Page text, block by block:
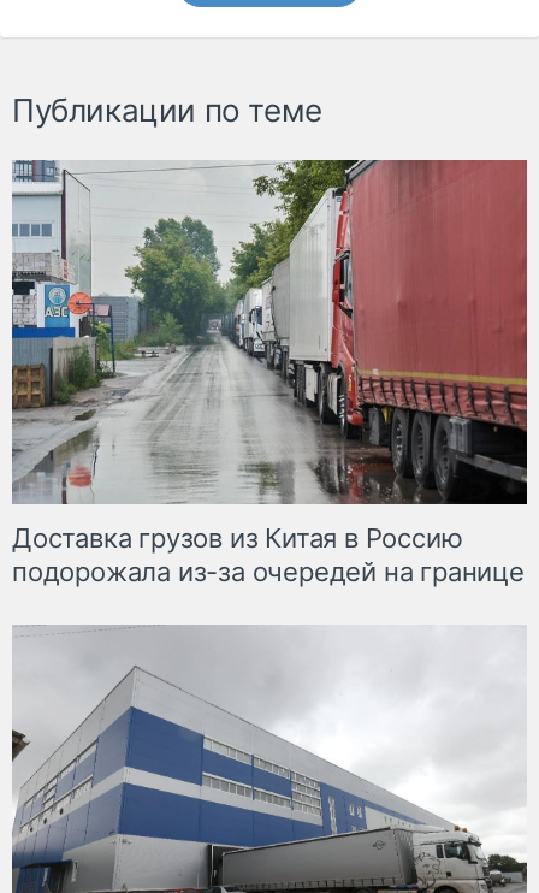
Публикации по теме
Доставка грузов из Китая в Россию
подорожала из-за очередей на границе